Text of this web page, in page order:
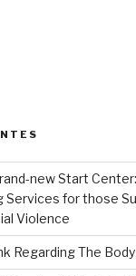
new Start
Services for those
Violence
Regarding The Body